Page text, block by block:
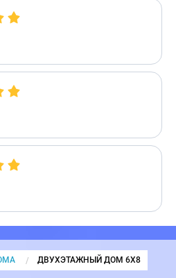
CURRENT:
ДВУХЭТАЖНЫЙ ДОМ 6Х8